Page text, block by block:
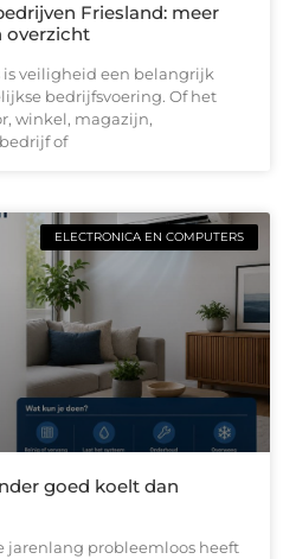
Friesland: meer
overzicht
is veiligheid een belangrijk
bedrijfsvoering. Of het
winkel, magazijn,
of
ELECTRONICA EN COMPUTERS
goed koelt dan
jarenlang probleemloos heeft